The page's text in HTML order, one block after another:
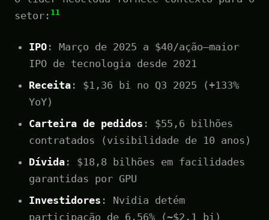
setor: 11
IPO : Março de 2025 a $40/ação—maior
IPO de tecnologia desde 2021
Receita : $1,36 bi no Q3 2025 (+133%
YoY)
Carteira de pedidos : $55,6 bilhões
contratados (visibilidade de 10 anos)
Dívida : $18,8 bilhões em facilidades
garantidas por GPU
Investidores : Nvidia detém
participação de 6,56% (~$2,1 bi)